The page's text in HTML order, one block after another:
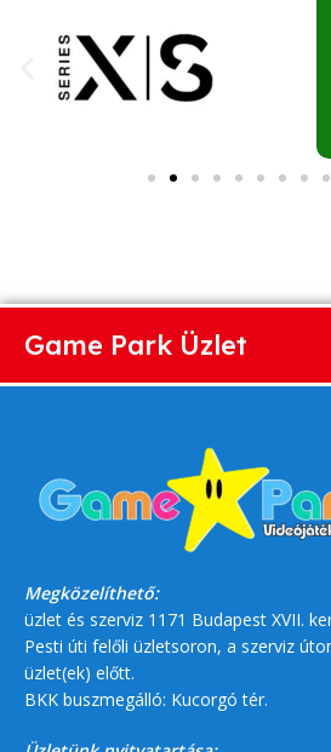
Game Park Üzlet
Megközelíthető:
üzlet és szerviz 1171 Budapest XVII.
Pesti úti felőli üzletsoron, a szerviz
üzlet(ek) előtt.
BKK buszmegálló: Kucorgó tér.